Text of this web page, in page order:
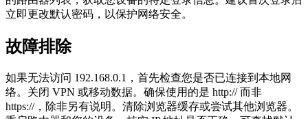
立即更改默认密码，以保护网络安全。
故障排除
如果无法访问 192.168.0.1，首先检查您是否已连接到本地网
络。关闭 VPN 或移动数据。确保使用的是 http:// 而非
https://，除非另有说明。清除浏览器缓存或尝试其他浏览器。